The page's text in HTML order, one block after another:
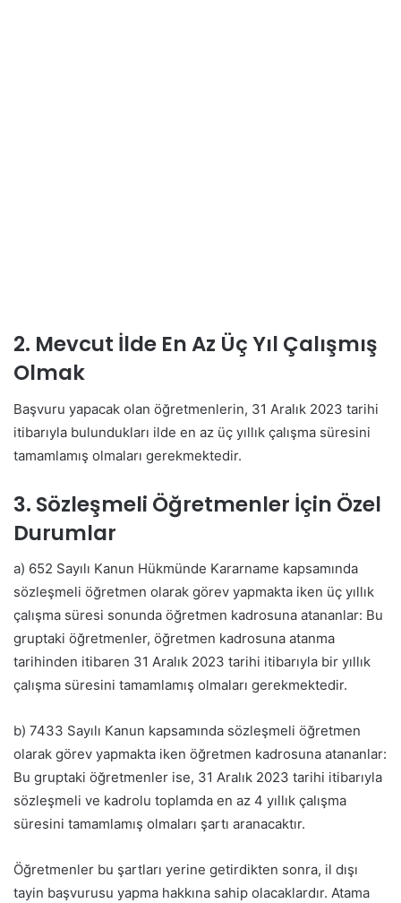
2. Mevcut İlde En Az Üç Yıl Çalışmış
Olmak
Başvuru yapacak olan öğretmenlerin, 31 Aralık 2023 tarihi
itibarıyla bulundukları ilde en az üç yıllık çalışma süresini
tamamlamış olmaları gerekmektedir.
3. Sözleşmeli Öğretmenler İçin Özel
Durumlar
a) 652 Sayılı Kanun Hükmünde Kararname kapsamında
sözleşmeli öğretmen olarak görev yapmakta iken üç yıllık
çalışma süresi sonunda öğretmen kadrosuna atananlar: Bu
gruptaki öğretmenler, öğretmen kadrosuna atanma
tarihinden itibaren 31 Aralık 2023 tarihi itibarıyla bir yıllık
çalışma süresini tamamlamış olmaları gerekmektedir.
b) 7433 Sayılı Kanun kapsamında sözleşmeli öğretmen
olarak görev yapmakta iken öğretmen kadrosuna atananlar:
Bu gruptaki öğretmenler ise, 31 Aralık 2023 tarihi itibarıyla
sözleşmeli ve kadrolu toplamda en az 4 yıllık çalışma
süresini tamamlamış olmaları şartı aranacaktır.
Öğretmenler bu şartları yerine getirdikten sonra, il dışı
tayin başvurusu yapma hakkına sahip olacaklardır. Atama